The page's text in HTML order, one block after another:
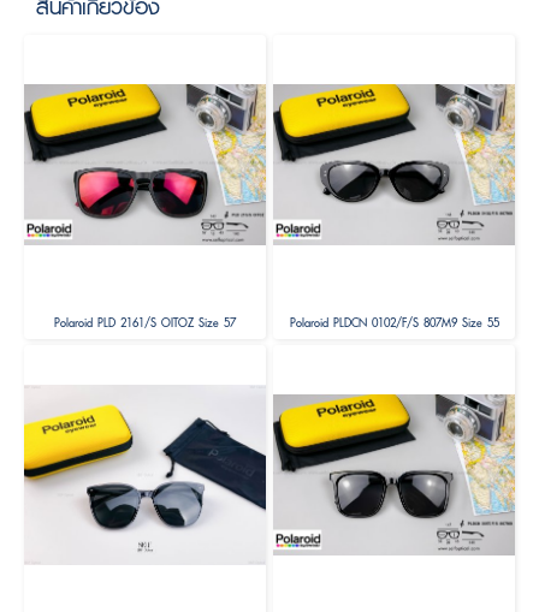
Polaroid PLD 2161/S OITOZ Size 57 Polaroid PLDCN 0102/F/S 807M9 Size 55